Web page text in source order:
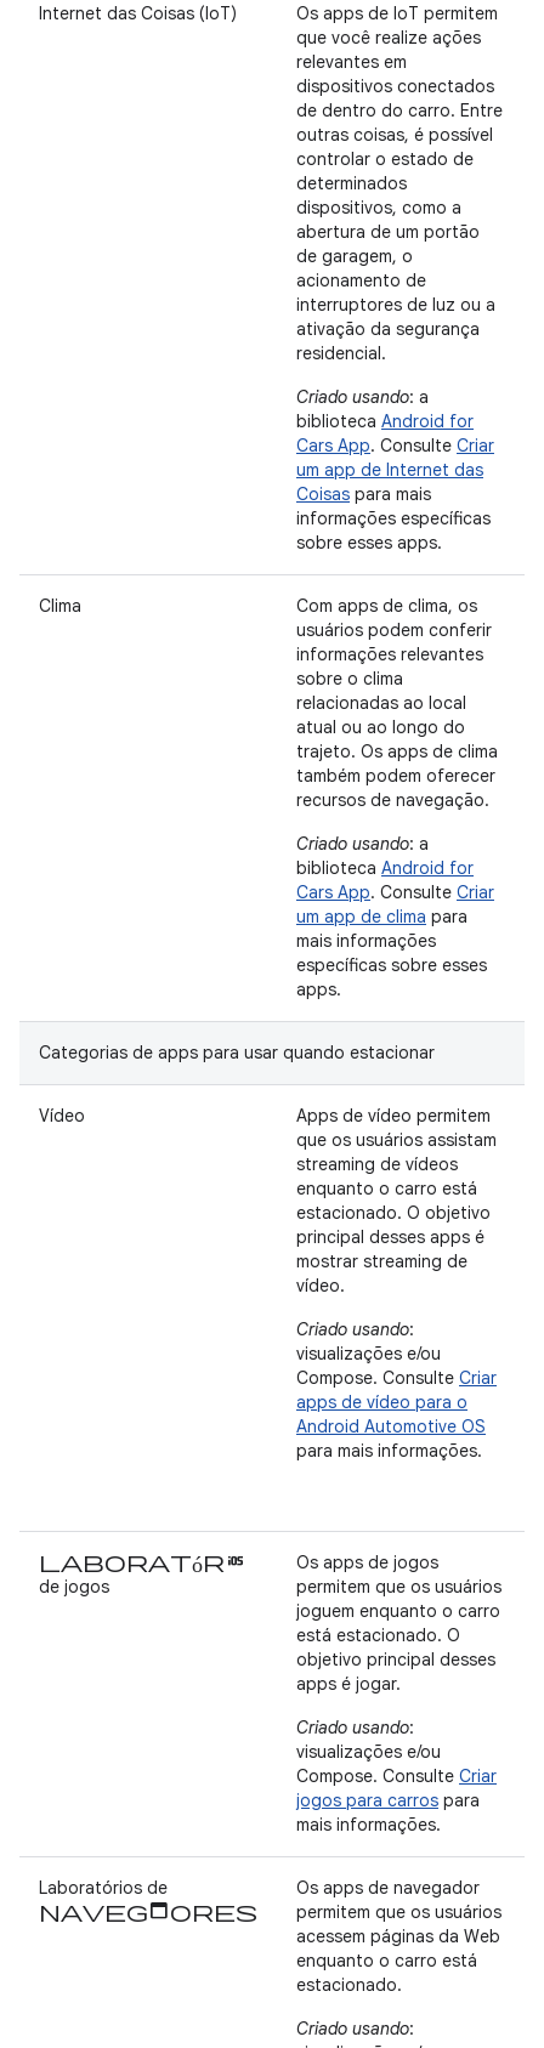
Internet das Coisas (IoT)
Os apps de IoT permitem
que você realize ações
relevantes em
dispositivos conectados
de dentro do carro. Entre
outras coisas, é possível
controlar o estado de
determinados
dispositivos, como a
abertura de um portão
de garagem, o
acionamento de
interruptores de luz ou a
ativação da segurança
residencial.
Criado usando: a
biblioteca Android for
Cars App. Consulte Criar
um app de Internet das
Coisas para mais
informações específicas
sobre esses apps.
Clima
Com apps de clima, os
usuários podem conferir
informações relevantes
sobre o clima
relacionadas ao local
atual ou ao longo do
trajeto. Os apps de clima
também podem oferecer
recursos de navegação.
Criado usando: a
biblioteca Android for
Cars App. Consulte Criar
um app de clima para
mais informações
específicas sobre esses
apps.
Categorias de apps para usar quando estacionar
Vídeo
Apps de vídeo permitem
que os usuários assistam
streaming de vídeos
enquanto o carro está
estacionado. O objetivo
principal desses apps é
mostrar streaming de
vídeo.
Criado usando:
visualizações e/ou
Compose. Consulte Criar
apps de vídeo para o
Android Automotive OS
para mais informações.
Laboratórios
de jogos
Os apps de jogos
permitem que os usuários
joguem enquanto o carro
está estacionado. O
objetivo principal desses
apps é jogar.
Criado usando:
visualizações e/ou
Compose. Consulte Criar
jogos para carros para
mais informações.
Laboratórios de
navegadores
Os apps de navegador
permitem que os usuários
acessem páginas da Web
enquanto o carro está
estacionado.
Criado usando: